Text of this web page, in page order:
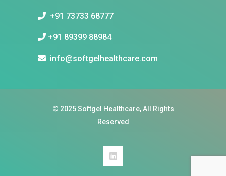
+91 73733 68777
+91 89399 88984
info@softgelhealthcare.com
© 2025Softgel Healthcare, All Rights
Reserved